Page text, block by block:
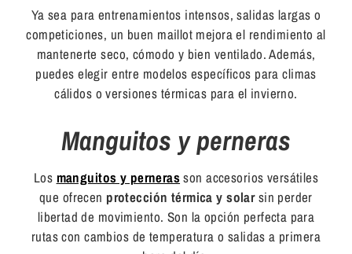
Ya sea para entrenamientos intensos, salidas largas o
competiciones, un buen maillot mejora el rendimiento al
mantenerte seco, cómodo y bien ventilado. Además,
puedes elegir entre modelos específicos para climas
cálidos o versiones térmicas para el invierno.
Manguitos y perneras
Los manguitos y pernerasson accesorios versátiles
que ofrecen protección térmica y solarsin perder
libertad de movimiento. Son la opción perfecta para
rutas con cambios de temperatura o salidas a primera